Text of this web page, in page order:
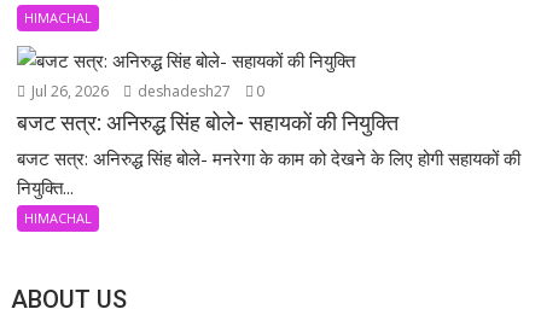
HIMACHAL
Jul 26, 2026 deshadesh27 0
बजट सत्र: अनिरुद्ध सिंह बोले- सहायकों की नियुक्ति
बजट सत्र: अनिरुद्ध सिंह बोले- मनरेगा के काम को देखने के लिए होगी सहायकों की
नियुक्ति...
HIMACHAL
ABOUT US